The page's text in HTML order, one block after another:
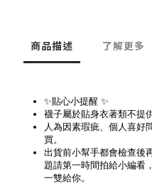
商品描述 了解更多
✨貼心小提醒 ✨
襪子屬於貼身衣著類不提
人為因素瑕疵、個人喜好
買。
出貨前小幫手都會檢查後
題請第一時間拍給小編看
一雙給你。